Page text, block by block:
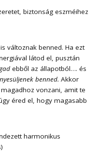
biztonság eszméihez
változnak benned. Ha ezt
látod el, pusztán
ebből az állapotból…. és
benned. Akkor
vonzani, amit te
éred el, hogy magasabb
harmonikus